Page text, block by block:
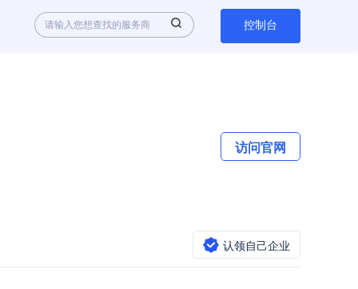
控制台
访问官网
认领自己企业